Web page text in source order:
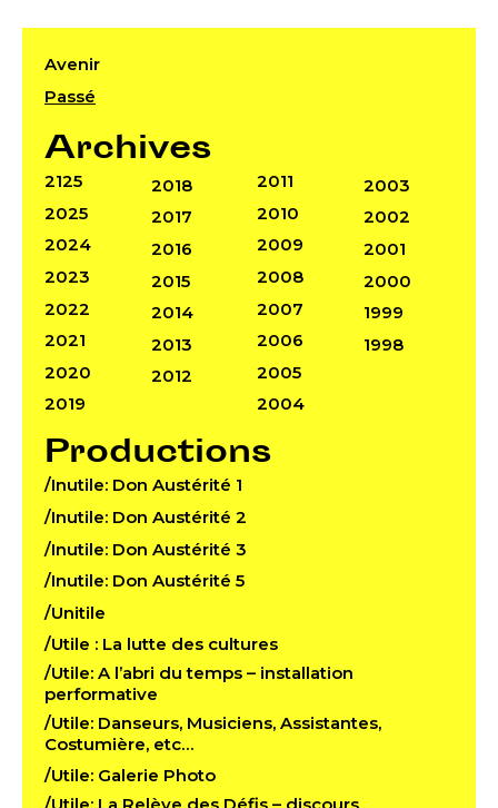
Avenir
Passé
Archives
2125
2025
2024
2023
2022
2021
2020
2019
2018
2017
2016
2015
2014
2013
2012
2011
2010
2009
2008
2007
2006
2005
2004
2003
2002
2001
2000
1999
1998
Productions
/Inutile: Don Austérité 1
/Inutile: Don Austérité 2
/Inutile: Don Austérité 3
/Inutile: Don Austérité 5
/Unitile
/Utile : La lutte des cultures
/Utile: A l’abri du temps – installation
performative
/Utile: Danseurs, Musiciens, Assistantes,
Costumière, etc…
/Utile: Galerie Photo
/Utile: La Relève des Défis – discours